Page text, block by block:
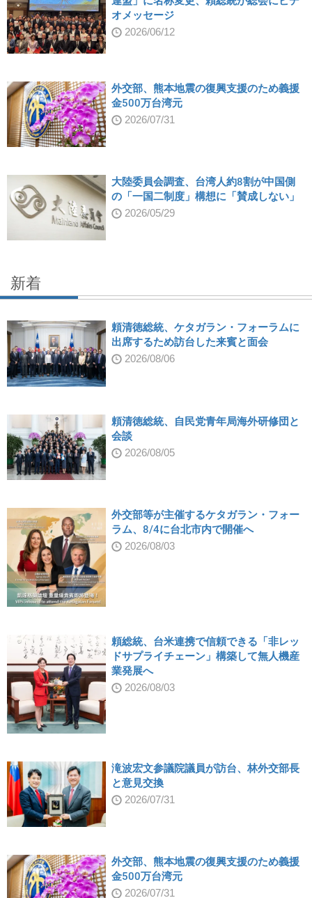
オメッセージ
2026/06/12
外交部、熊本地震の復興支援のため義援
金500万台湾元
2026/07/31
大陸委員会調査、台湾人約8割が中国側
の「一国二制度」構想に「賛成しない」
2026/05/29
新着
頼清徳総統、ケタガラン・フォーラムに
出席するため訪台した来賓と面会
2026/08/06
頼清徳総統、自民党青年局海外研修団と
会談
2026/08/05
外交部等が主催するケタガラン・フォー
ラム、8/4に台北市内で開催へ
2026/08/03
頼総統、台米連携で信頼できる「非レッ
ドサプライチェーン」構築して無人機産
業発展へ
2026/08/03
滝波宏文参議院議員が訪台、林外交部長
と意見交換
2026/07/31
外交部、熊本地震の復興支援のため義援
金500万台湾元
2026/07/31